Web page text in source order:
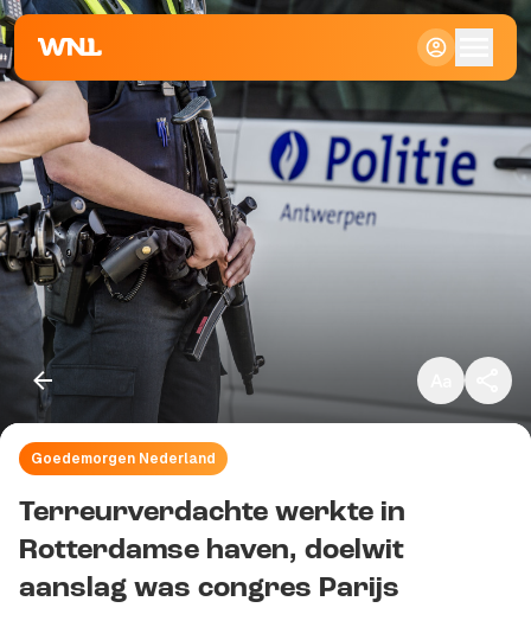
Goedemorgen Nederland
Terreurverdachte werkte in
Rotterdamse haven, doelwit
aanslag was congres Parijs